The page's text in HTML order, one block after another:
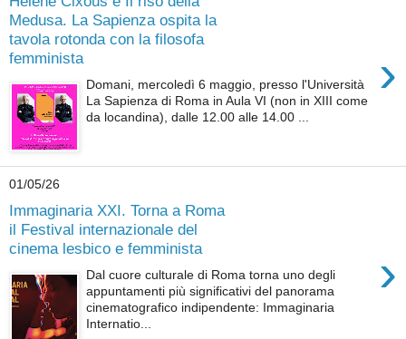
Medusa. La Sapienza ospita la
tavola rotonda con la filosofa
femminista
›
Domani, mercoledì 6 maggio, presso l'Università
La Sapienza di Roma in Aula VI (non in XIII come
da locandina), dalle 12.00 alle 14.00 ...
01/05/26
Immaginaria XXI. Torna a Roma
il Festival internazionale del
cinema lesbico e femminista
›
Dal cuore culturale di Roma torna uno degli
appuntamenti più significativi del panorama
cinematografico indipendente: Immaginaria
Internatio...